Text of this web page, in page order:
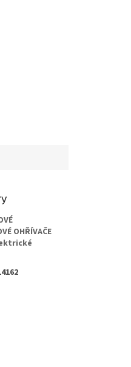
OHŘÍVAČE